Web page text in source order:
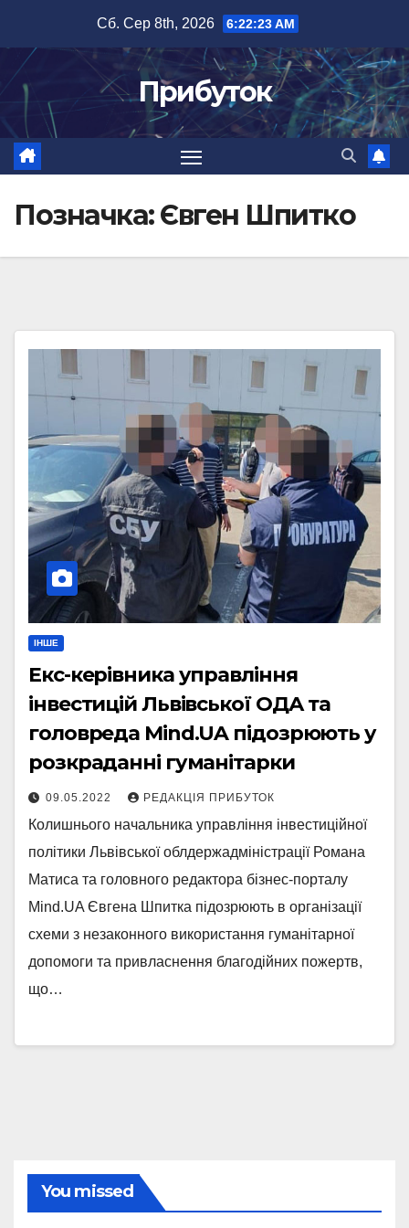
вмісту
Сб. Сер 8th, 2026 6:22:24 AM
Прибуток
Позначка:Євген Шпитко
ІНШЕ
Екс-керівника управління
інвестицій Львівської ОДА та
головреда Mind.UA підозрюють у
розкраданні гуманітарки
09.05.2022 РЕДАКЦІЯ ПРИБУТОК
Колишнього начальника управління інвестиційної
політики Львівської облдержадміністрації Романа
Матиса та головного редактора бізнес-порталу
Mind.UA Євгена Шпитка підозрюють в організації
схеми з незаконного використання гуманітарної
допомоги та привласнення благодійних пожертв,
що…
You missed